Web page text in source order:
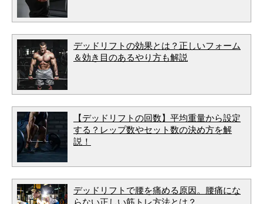
デッドリフトの効果とは？正しいフォーム
＆効き目のあるやり方も解説
【デッドリフトの回数】平均重量から設定
する？レップ数やセット数の決め方を解
説！
デッドリフトで腰を痛める原因。腰痛にな
らない正しい筋トレ方法とは？